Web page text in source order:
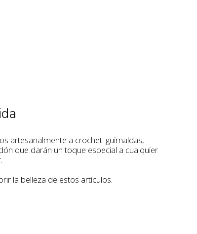
artesanalmente a crochet: guirnaldas,
que darán un toque especial a cualquier
la belleza de estos artículos.